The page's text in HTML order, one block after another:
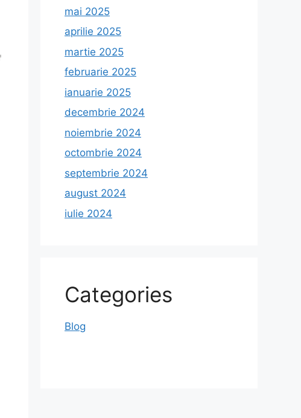
mai 2025
aprilie 2025
martie 2025
februarie 2025
ianuarie 2025
decembrie 2024
noiembrie 2024
octombrie 2024
septembrie 2024
august 2024
iulie 2024
Categories
Blog